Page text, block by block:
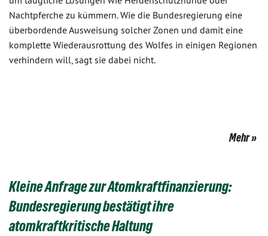
Nachtpferche zu kümmern. Wie die Bundesregierung eine
überbordende Ausweisung solcher Zonen und damit eine
komplette Wiederausrottung des Wolfes in einigen Regionen
verhindern will, sagt sie dabei nicht.
Mehr
Kleine Anfrage zur Atomkraftfinanzierung:
Bundesregierung bestätigt ihre
atomkraftkritische Haltung